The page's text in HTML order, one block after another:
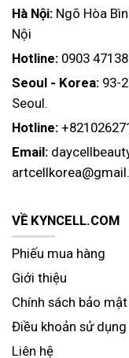
Hà Nội: Ngõ Hòa
Nội
Hotline: 0903
Seoul - Korea: 93-
Seoul.
Hotline:
Email:
VỀ KYNCELL.COM
Phiếu mua hàng
Giới thiệu
Chính sách bảo mật
Điều khoản sử dụng
Liên hệ